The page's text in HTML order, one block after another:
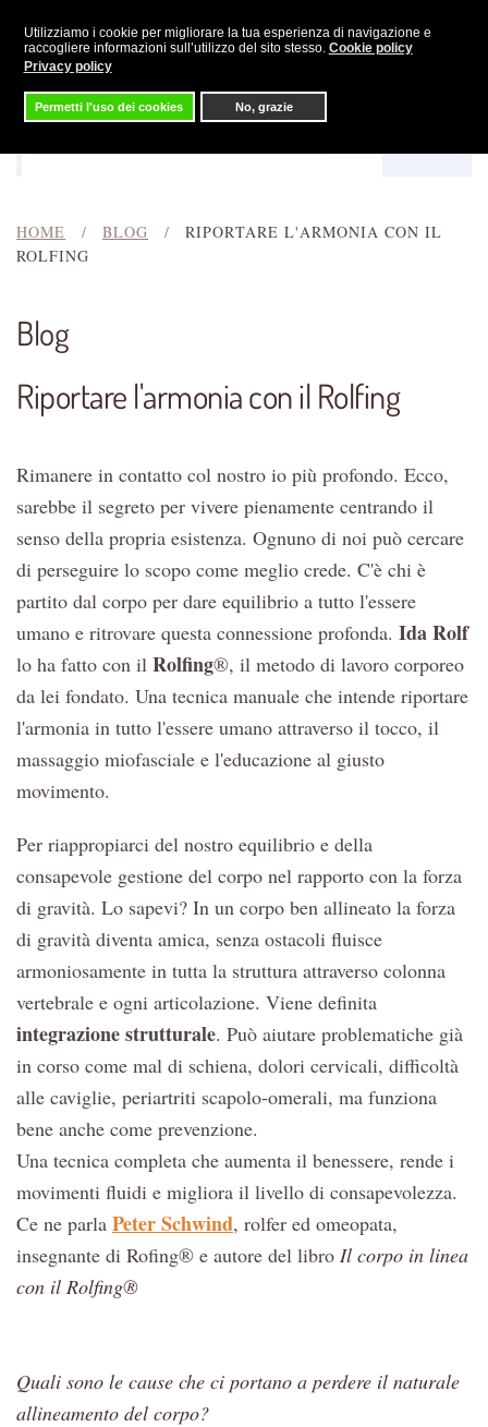
Utilizziamo i cookie per migliorare la tua esperienza di navigazione e
raccogliere informazioni sull’utilizzo del sito stesso. Cookie policy
Privacy policy
Permetti l'uso dei cookies No, grazie
Skip to main content
HOME BLOG
RIPORTARE L'ARMONIA CON IL
ROLFING
Blog
Riportare l'armonia con il Rolfing
Rimanere in contatto col nostro io più profondo. Ecco,
sarebbe il segreto per vivere pienamente centrando il
senso della propria esistenza. Ognuno di noi può cercare
di perseguire lo scopo come meglio crede. C'è chi è
partito dal corpo per dare equilibrio a tutto l'essere
umano e ritrovare questa connessione profonda. Ida Rolf
lo ha fatto con il Rolfing®, il metodo di lavoro corporeo
da lei fondato. Una tecnica manuale che intende riportare
l'armonia in tutto l'essere umano attraverso il tocco, il
massaggio miofasciale e l'educazione al giusto
movimento.
Per riappropiarci del nostro equilibrio e della
consapevole gestione del corpo nel rapporto con la forza
di gravità. Lo sapevi? In un corpo ben allineato la forza
di gravità diventa amica, senza ostacoli fluisce
armoniosamente in tutta la struttura attraverso colonna
vertebrale e ogni articolazione. Viene definita
integrazione strutturale. Può aiutare problematiche già
in corso come mal di schiena, dolori cervicali, difficoltà
alle caviglie, periartriti scapolo-omerali, ma funziona
bene anche come prevenzione.
Una tecnica completa che aumenta il benessere, rende i
movimenti fluidi e migliora il livello di consapevolezza.
Ce ne parla Peter Schwind, rolfer ed omeopata,
insegnante di Rofing® e autore del libro Il corpo in linea
con il Rolfing®
Quali sono le cause che ci portano a perdere il naturale
allineamento del corpo?